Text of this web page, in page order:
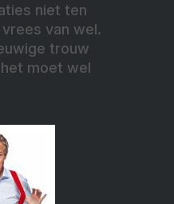
niet ten
van wel.
trouw
moet wel